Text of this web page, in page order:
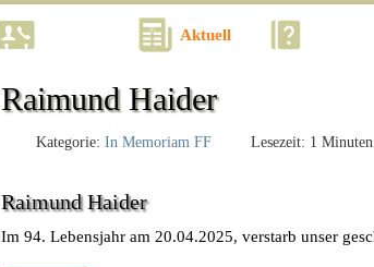
Aktuell
Raimund Haider
Kategorie: In Memoriam FF Lesezeit: 1 Minuten
Raimund Haider
Im 94. Lebensjahr am 20.04.2025, verstarb unser